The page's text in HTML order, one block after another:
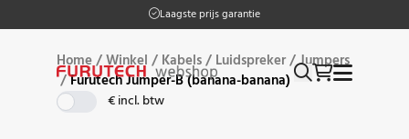
Op werkdagen vóór 17:00 besteld, morgen in huis
Home/Winkel / Kabels/ Luidspreker/Jumpers
/Furutech Jumper-B (banana-banana)
€ incl. btw